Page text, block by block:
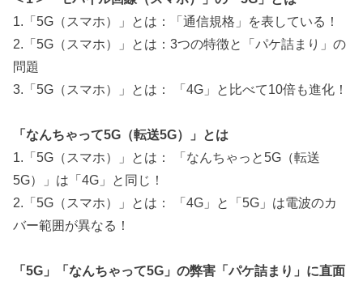
1.「5G（スマホ）」とは：「通信規格」を表している！
2.「5G（スマホ）」とは：3つの特徴と「パケ詰まり」の
問題
3.「5G（スマホ）」とは： 「4G」と比べて10倍も進化！
「なんちゃって5G（転送5G）」とは
1.「5G（スマホ）」とは： 「なんちゃっと5G（転送
5G）」は「4G」と同じ！
2.「5G（スマホ）」とは： 「4G」と「5G」は電波のカ
バー範囲が異なる！
「5G」「なんちゃって5G」の弊害「パケ詰まり」に直面